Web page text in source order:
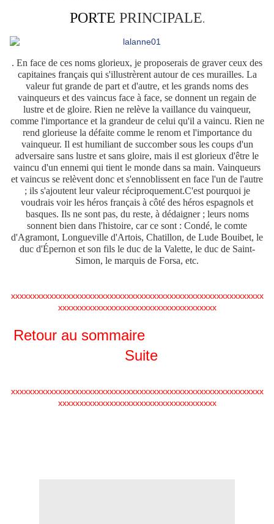
PORTE PRINCIPALE.
. En face de ces noms glorieux, je proposerais de graver ceux des
capitaines français qui s'illustrèrent autour de ces murailles. La
valeur fut grande de part et d'autre, et les grands noms des
vainqueurs et des vaincus face à face, se donnent un regain de
lustre et de gloire. Rien ne relève la vaillance du vainqueur,
comme l'importance et la grandeur de celui qu'il a vaincu. Rien ne
rend glorieuse la défaite comme le renom et l'importance du
vainqueur. Il est humiliant de succomber sous les coups d'un
adversaire sans lustre et sans gloire, mais il est glorieux d'être le
vaincu d'un ennemi qui tient le monde dans sa main. Vainqueurs
et vaincus se relèvent donc et s'ennoblissent en face l'un de l'autre
; ils s'ajoutent leur valeur réciproquement.C'est pourquoi je
voudrais voir les héros français à côté des héros espagnols et
basques. Ils ne sont pas, du reste, à dédaigner ; leurs noms
sonnent bien dans l'histoire, car ce sont : Condé, le comte
d'Agramont, Longueville d'Artois, Chatillon, de Lude Bouibet, le
duc d'Épernon et son fils le duc de la Valette, le duc de Saint-
Simon, le marquis de Forsa, etc.
xxxxxxxxxxxxxxxxxxxxxxxxxxxxxxxxxxxxxxxxxxxxxxxxxxxxxxxxxxx
xxxxxxxxxxxxxxxxxxxxxxxxxxxxxxxxxxxxx
Retour au sommaire
Suite
xxxxxxxxxxxxxxxxxxxxxxxxxxxxxxxxxxxxxxxxxxxxxxxxxxxxxxxxxxx
xxxxxxxxxxxxxxxxxxxxxxxxxxxxxxxxxxxxx